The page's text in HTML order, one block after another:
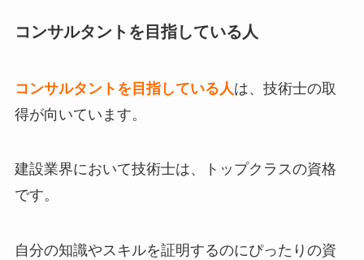
コンサルタントを目指している人
コンサルタントを目指している人は、技術士の取
得が向いています。
建設業界において技術士は、トップクラスの資格
です。
自分の知識やスキルを証明するのにぴったりの資